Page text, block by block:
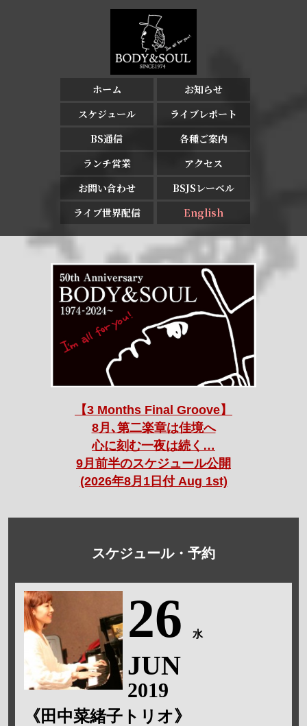
ホーム
お知らせ
スケジュール
ライブレポート
BS通信
各種ご案内
ランチ営業
アクセス
お問い合わせ
BSJSレーベル
ライブ世界配信
English
【3 Months Final Groove】
8月､第二楽章は佳境へ
心に刻む一夜は続く…
9月前半のスケジュール公開
(2026年8月1日付 Aug 1st)
スケジュール・予約
26 水
JUN
2019
《田中菜緒子トリオ》